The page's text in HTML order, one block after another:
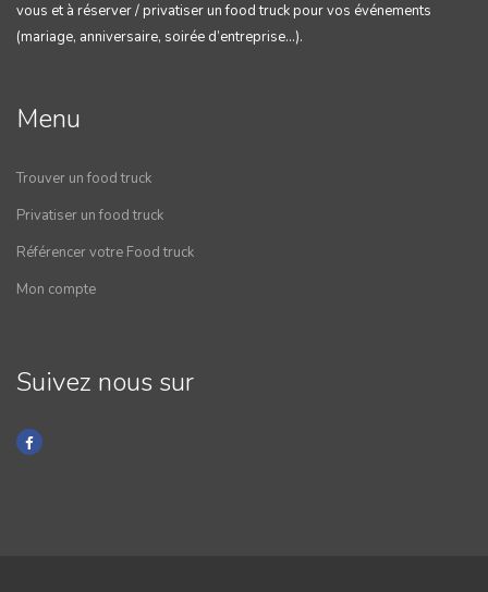
vous et à réserver / privatiser un food truck pour vos événements
(mariage, anniversaire, soirée d’entreprise…).
Menu
Trouver un food truck
Privatiser un food truck
Référencer votre Food truck
Mon compte
Suivez nous sur